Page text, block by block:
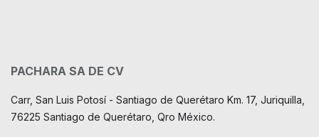
PACHARA SA DE CV
Carr, San Luis Potosí - Santiago de Querétaro Km. 17, Juriquilla,
76225 Santiago de Querétaro, Qro México.